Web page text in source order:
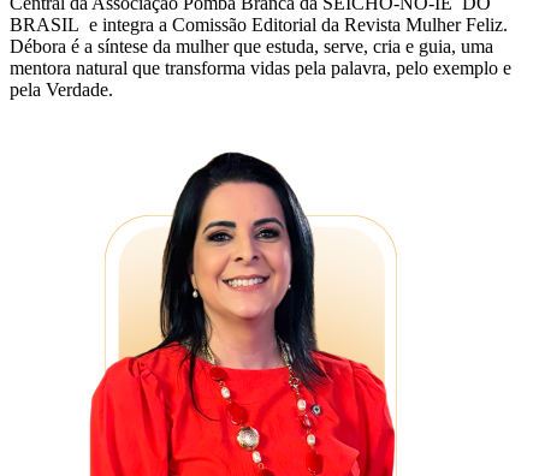
BRASIL e integra a Comissão Editorial da Revista Mulher Feliz.
Débora é a síntese da mulher que estuda, serve, cria e guia, uma
mentora natural que transforma vidas pela palavra, pelo exemplo e
pela Verdade.